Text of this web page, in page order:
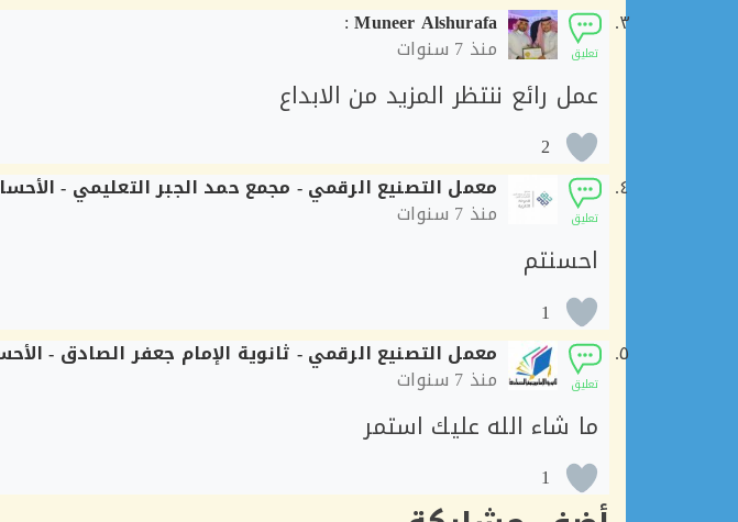
تعليق
Muneer Alshurafa
:
منذ 7 سنوات
عمل رائع ننتظر المزيد من الابداع
2
تعليق
معمل التصنيع الرقمي - مجمع حمد الجبر التعليمي -
منذ 7 سنوات
احسنتم
1
تعليق
معمل التصنيع الرقمي - ثانوية الإمام جعفر الصادق -
منذ 7 سنوات
ما شاء الله عليك استمر
1